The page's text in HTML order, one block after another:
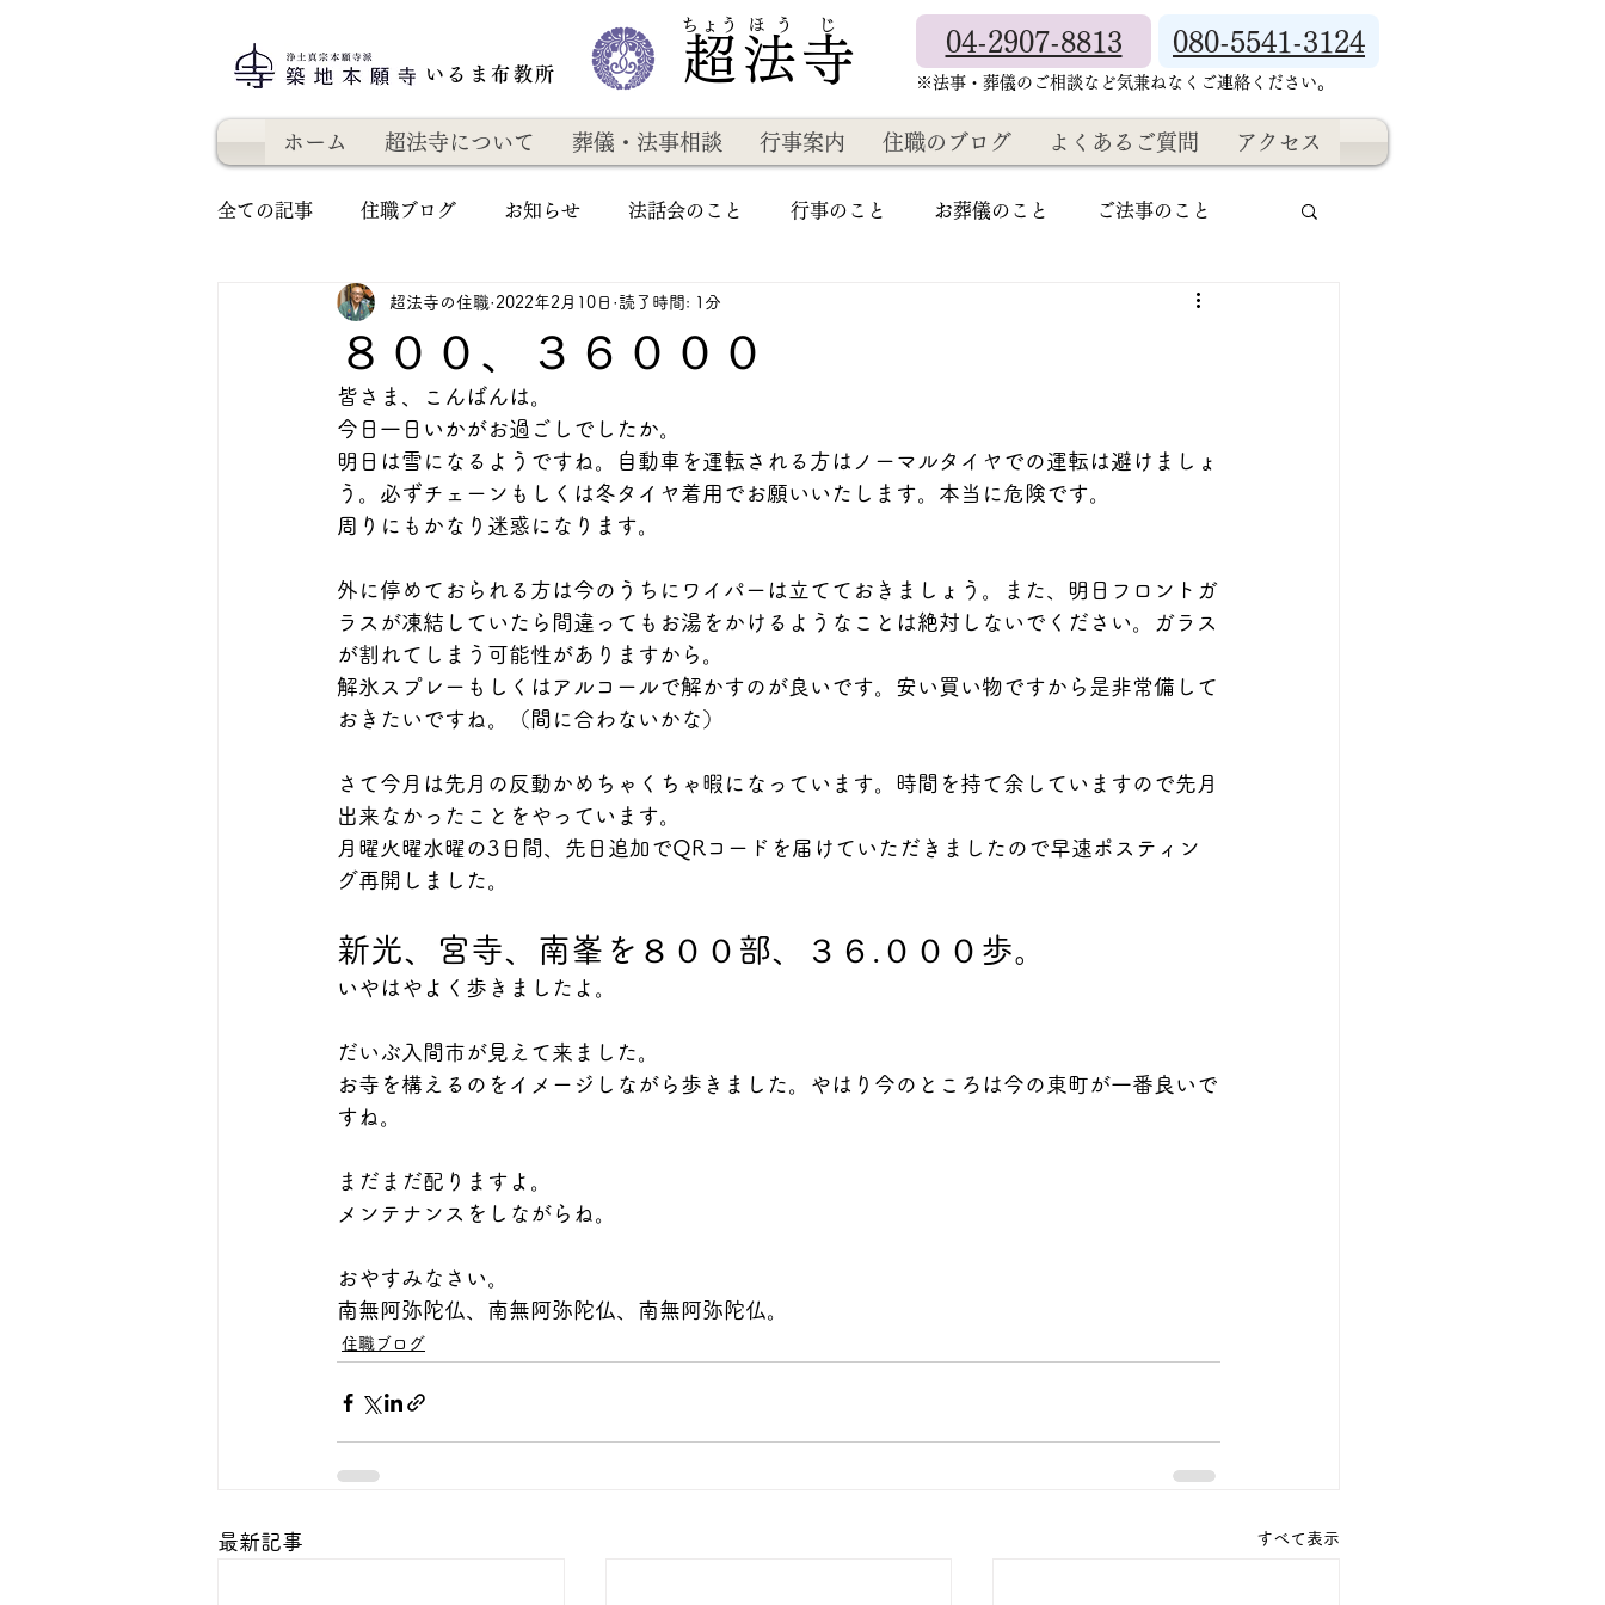
いるま布教所 超法寺
​ちょう ほ う じ
04-2907-8813 080-5541-3124
​※法事・葬儀のご相談など気兼ねなくご連絡ください。
ホーム 超法寺について 葬儀・法事相談 行事案内 住職のブログ よくあるご質問 アクセス
全ての記事 住職ブログ お知らせ 法話会のこと 行事のこと お葬儀のこと ご法事のこと
８００、３６０００
超法寺の住職 2022年2月10日 読了時間: 1分
皆さま、こんばんは。
今日一日いかがお過ごしでしたか。
明日は雪になるようですね。自動車を運転される方はノーマルタイヤでの運転は避けましょ
う。必ずチェーンもしくは冬タイヤ着用でお願いいたします。本当に危険です。
周りにもかなり迷惑になります。
外に停めておられる方は今のうちにワイパーは立てておきましょう。また、明日フロントガ
ラスが凍結していたら間違ってもお湯をかけるようなことは絶対しないでください。ガラス
が割れてしまう可能性がありますから。
解氷スプレーもしくはアルコールで解かすのが良いです。安い買い物ですから是非常備して
おきたいですね。（間に合わないかな）
さて今月は先月の反動かめちゃくちゃ暇になっています。時間を持て余していますので先月
出来なかったことをやっています。
月曜火曜水曜の3日間、先日追加でQRコードを届けていただきましたので早速ポスティン
グ再開しました。
新光、宮寺、南峯を８００部、３６.０００歩。
いやはやよく歩きましたよ。
だいぶ入間市が見えて来ました。
お寺を構えるのをイメージしながら歩きました。やはり今のところは今の東町が一番良いで
すね。
まだまだ配りますよ。
メンテナンスをしながらね。
おやすみなさい。
南無阿弥陀仏、南無阿弥陀仏、南無阿弥陀仏。
住職ブログ
最新記事 すべて表示